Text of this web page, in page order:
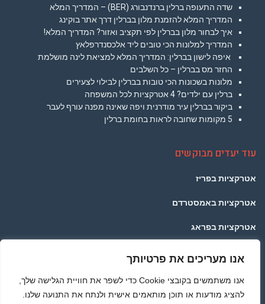
אנו מעריכים את פרטיותך
אנו משתמשים בקובצי Cookie כדי לשפר את חוויית הגלישה שלך,
להציג מודעות או תוכן מותאמים אישית ולנתח את התנועה שלנו.
שדה התעופה ברלין ברנדנבורג (BER) – המדריך המלא
המדריך המלא להזמנת מלון בברלין דרך אתר בוקינג
איך לבחור מלון בברלין לפי תקציב ואזור? המדריך המלא!
המדריך למלונות הכי טובים ליד אלכסנדרפלאץ
איפה לישון בברלין: המדריך המלא למציאת לינה מושלמת
החזר מס בברלין – כל השלבים
מלונות בשכונות הכי טובות בברלין לבילוי לצעירים
ברלין עם ילדים? 4 אטרקציות לכל המשפחה
ביקור בברלין עיר מודרנית ויפה שאינה מפנה עורף לעבר
5 מקומות שחובה לראות בחומת ברלין
עוד יעדים מבוקשים
אטרקציות בפריז
אטרקציות באמסטרדם
אטרקציות בפראג
אטרקציות ברומא